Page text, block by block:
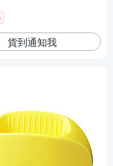
貨到通知我